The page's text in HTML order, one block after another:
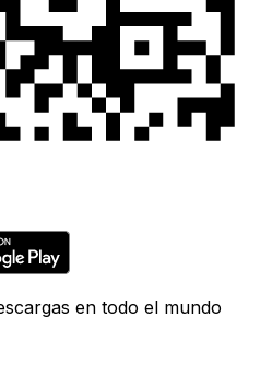
en todo el mundo